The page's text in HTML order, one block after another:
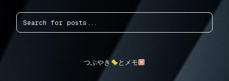
検
索
つぶやき とメモ